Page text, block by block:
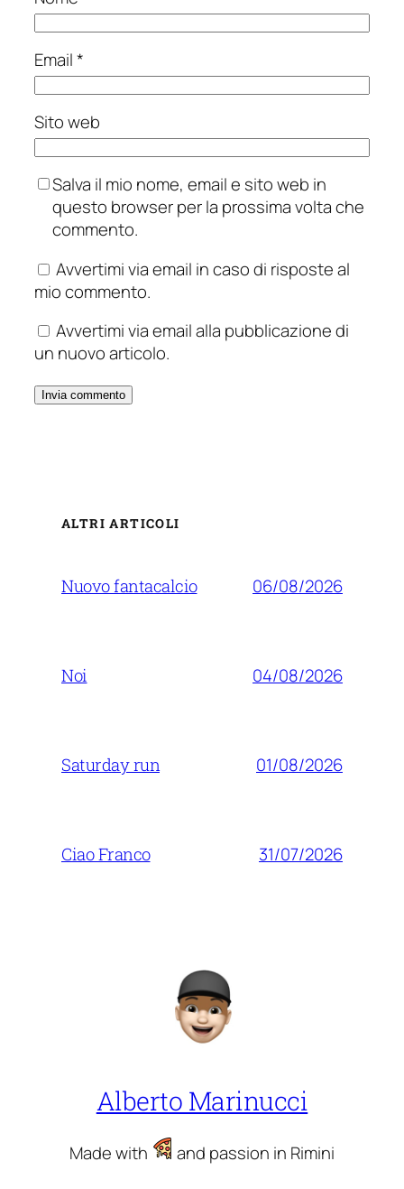
Email*
Sito web
Salva il mio nome, email e sito web in
questo browser per la prossima volta che
commento.
Avvertimi via email in caso di risposte al
mio commento.
Avvertimi via email alla pubblicazione di
un nuovo articolo.
ALTRI ARTICOLI
Nuovo fantacalcio 06/08/2026
Noi 04/08/2026
Saturday run 01/08/2026
Ciao Franco 31/07/2026
Alberto Marinucci
Made with and passion in Rimini